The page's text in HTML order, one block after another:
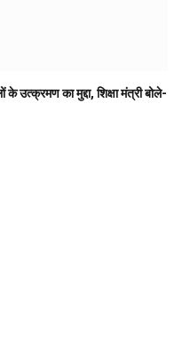
के उत्क्रमण का मुद्दा, शिक्षा मंत्री बोले-